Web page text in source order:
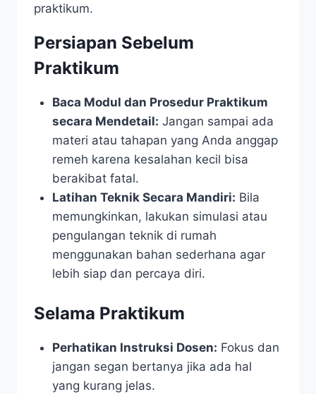
praktikum.
Persiapan Sebelum
Praktikum
Baca Modul dan Prosedur Praktikum
secara Mendetail: Jangan sampai ada
materi atau tahapan yang Anda anggap
remeh karena kesalahan kecil bisa
berakibat fatal.
Latihan Teknik Secara Mandiri: Bila
memungkinkan, lakukan simulasi atau
pengulangan teknik di rumah
menggunakan bahan sederhana agar
lebih siap dan percaya diri.
Selama Praktikum
Perhatikan Instruksi Dosen: Fokus dan
jangan segan bertanya jika ada hal
yang kurang jelas.